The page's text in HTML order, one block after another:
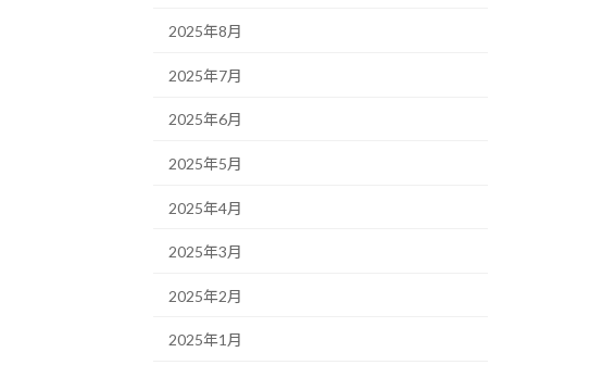
2025年8月
2025年7月
2025年6月
2025年5月
2025年4月
2025年3月
2025年2月
2025年1月